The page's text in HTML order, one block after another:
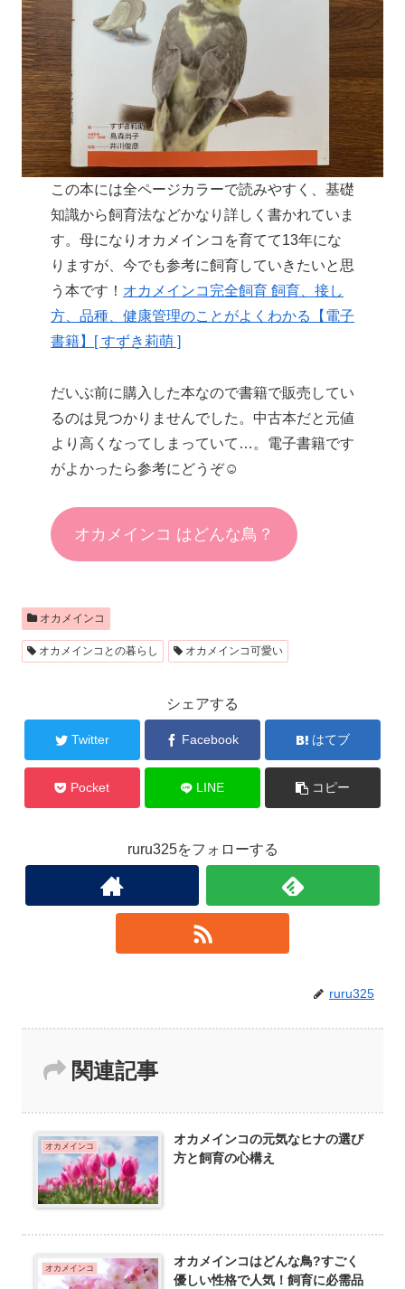
この本には全ページカラーで読みやすく、基礎
知識から飼育法などかなり詳しく書かれていま
す。母になりオカメインコを育てて13年にな
りますが、今でも参考に飼育していきたいと思
う本です！ オカメインコ完全飼育 飼育、接し
方、品種、健康管理のことがよくわかる【電子
書籍】[ すずき莉萌 ]
だいぶ前に購入した本なので書籍で販売してい
るのは見つかりませんでした。中古本だと元値
より高くなってしまっていて…。電子書籍です
がよかったら参考にどうぞ☺︎
オカメインコ はどんな鳥？
オカメインコ
オカメインコとの暮らし オカメインコ可愛い
シェアする
Twitter Facebook はてブ
Pocket LINE コピー
ruru325をフォローする
ruru325
関連記事
オカメインコ
オカメインコの元気なヒナの選び
方と飼育の心構え
オカメインコ
オカメインコはどんな鳥?すごく
優しい性格で人気！飼育に必需品